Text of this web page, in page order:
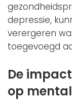
depressie,
verergeren
toegevoegd
De
op